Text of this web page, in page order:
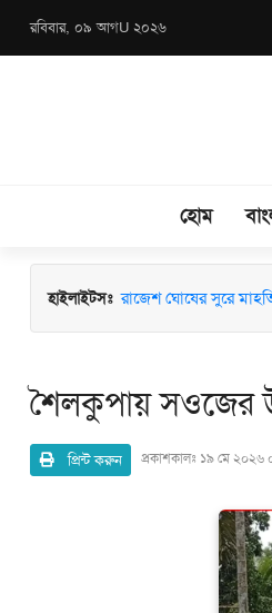
রবিবার, ০৯ আগU ২০২৬
হোম
হাইলাইটসঃ
রাজেশ ঘোষের সুরে
পাঁচ বছর আগে
শৈলকুপায় সওজের
প্রিন্ট করুন প্রকাশকালঃ ১৯ মে ২০২৬